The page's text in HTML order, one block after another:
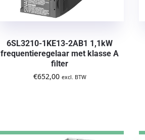
6SL3210-1KE13-2AB1 1,1kW
frequentieregelaar met klasse A
filter
€652,00 excl. BTW